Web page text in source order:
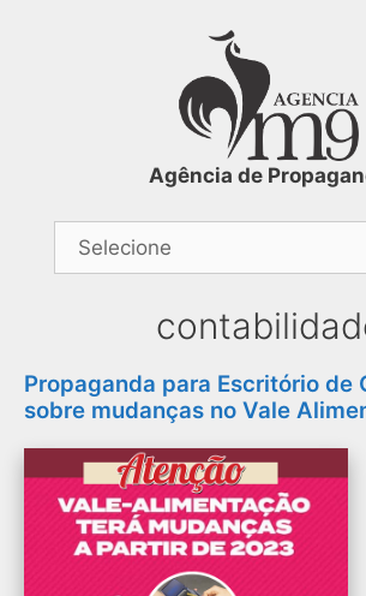
Agência de
Propaganda para Escritório de
sobre mudanças no Vale